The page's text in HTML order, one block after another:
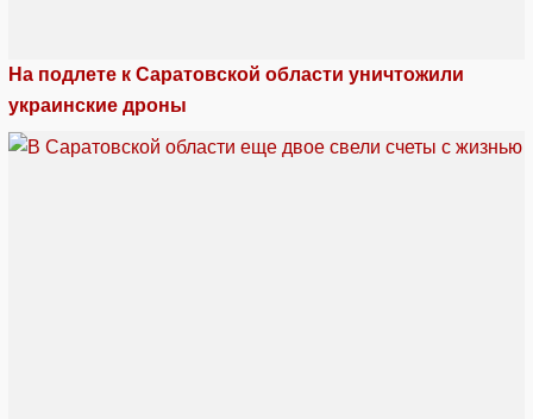
На подлете к Саратовской области уничтожили
украинские дроны